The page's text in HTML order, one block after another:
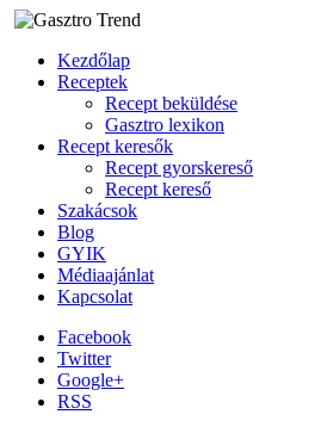
Kezdőlap
Receptek
Recept beküldése
Gasztro lexikon
Recept keresők
Recept gyorskereső
Recept kereső
Szakácsok
Blog
GYIK
Médiaajánlat
Kapcsolat
Facebook
Twitter
Google+
RSS